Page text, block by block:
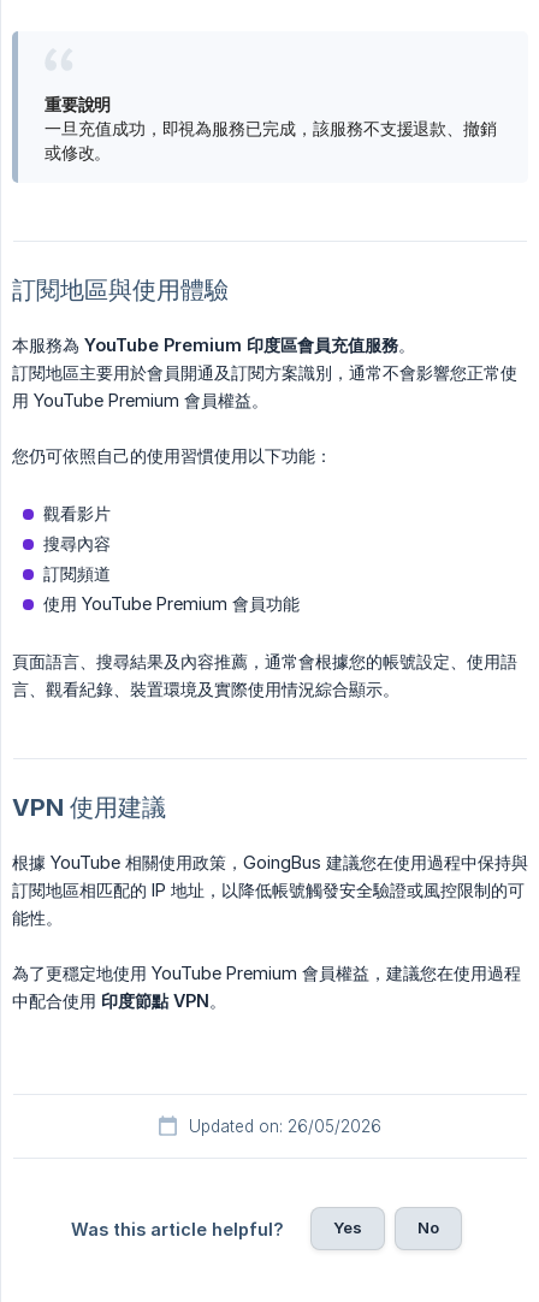
重要說明
一旦充值成功，即視為服務已完成，該服務不支援退款、撤銷
或修改。
訂閱地區與使用體驗
本服務為 YouTube Premium 印度區會員充值服務。
訂閱地區主要用於會員開通及訂閱方案識別，通常不會影響您正常使
用 YouTube Premium 會員權益。
您仍可依照自己的使用習慣使用以下功能：
觀看影片
搜尋內容
訂閱頻道
使用 YouTube Premium 會員功能
頁面語言、搜尋結果及內容推薦，通常會根據您的帳號設定、使用語
言、觀看紀錄、裝置環境及實際使用情況綜合顯示。
VPN 使用建議
根據 YouTube 相關使用政策，GoingBus 建議您在使用過程中保持與
訂閱地區相匹配的 IP 地址，以降低帳號觸發安全驗證或風控限制的可
能性。
為了更穩定地使用 YouTube Premium 會員權益，建議您在使用過程
中配合使用 印度節點 VPN。
Updated on: 26/05/2026
Was this article helpful? Yes No